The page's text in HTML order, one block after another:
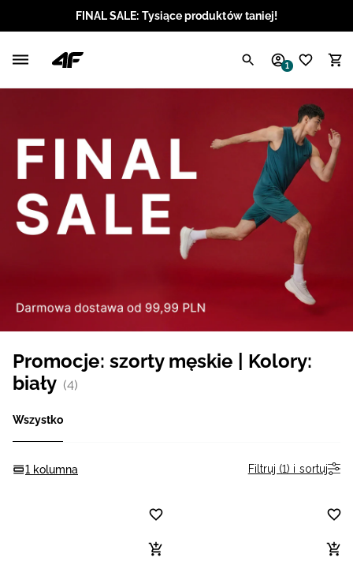
FINAL SALE: Tysiące produktów taniej!
1
Promocje: szorty męskie | Kolory:
biały (4)
Wszystko
1 kolumna Filtruj (1) i sortuj
Chorwacki / EUR
Czeski / CZK
Niemiecki / EUR